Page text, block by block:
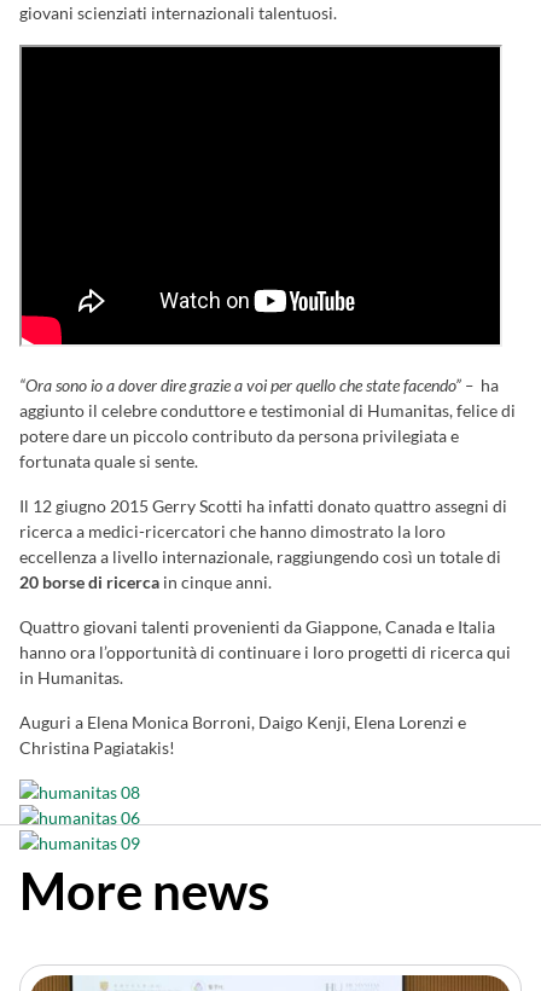
giovani scienziati internazionali talentuosi.
“Ora sono io a dover dire grazie a voi per quello che state facendo” – ha
aggiunto il celebre conduttore e testimonial di Humanitas, felice di
potere dare un piccolo contributo da persona privilegiata e
fortunata quale si sente.
Il 12 giugno 2015 Gerry Scotti ha infatti donato quattro assegni di
ricerca a medici-ricercatori che hanno dimostrato la loro
eccellenza a livello internazionale, raggiungendo così un totale di
20 borse di ricerca in cinque anni.
Quattro giovani talenti provenienti da Giappone, Canada e Italia
hanno ora l’opportunità di continuare i loro progetti di ricerca qui
in Humanitas.
Auguri a Elena Monica Borroni, Daigo Kenji, Elena Lorenzi e
Christina Pagiatakis!
More news